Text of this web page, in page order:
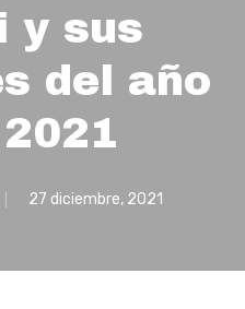
y sus
del año
27 diciembre, 2021